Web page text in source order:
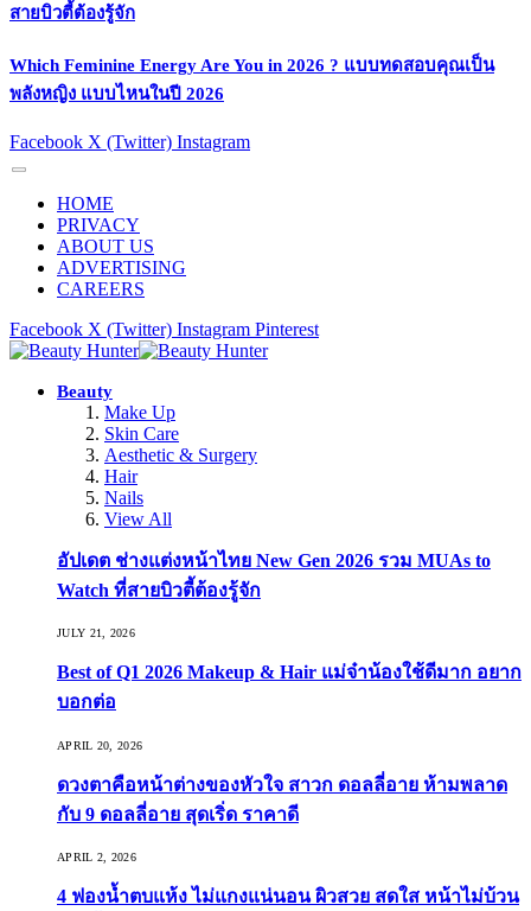
สายบิวตี้ต้องรู้จัก
Which Feminine Energy Are You in 2026 ? แบบทดสอบคุณเป็น
พลังหญิง แบบไหนในปี 2026
Facebook X (Twitter) Instagram
HOME
PRIVACY
ABOUT US
ADVERTISING
CAREERS
Facebook X (Twitter) Instagram Pinterest
Beauty
Make Up
Skin Care
Aesthetic & Surgery
Hair
Nails
View All
อัปเดต ช่างแต่งหน้าไทย New Gen 2026 รวม MUAs to
Watch ที่สายบิวตี้ต้องรู้จัก
JULY 21, 2026
Best of Q1 2026 Makeup & Hair แม่จ๋าน้องใช้ดีมาก อยาก
บอกต่อ
APRIL 20, 2026
ดวงตาคือหน้าต่างของหัวใจ สาวก ดอลลี่อาย ห้ามพลาด
กับ 9 ดอลลี่อาย สุดเริ่ด ราคาดี
APRIL 2, 2026
4 ฟองน้ำตบแห้ง ไม่แกงแน่นอน ผิวสวย สดใส หน้าไม่บ้วน